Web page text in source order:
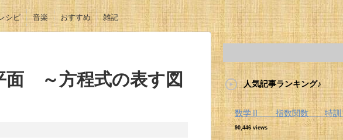
シピ
かず
飯
ース、タレ
ラダ
菓子
音楽
オリジナル曲
ギター動画
おすすめ
調理器具
調味料
雑記
～方程式の表す図 人気記事ランキング♪
数学Ⅱ 指数関数 特訓プ
90,446 views